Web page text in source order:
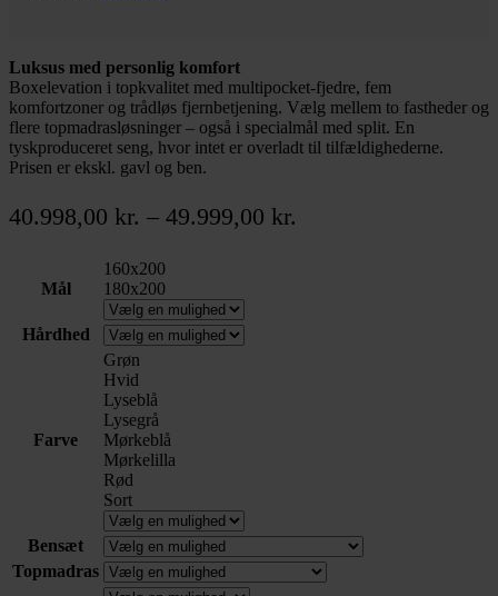
Luksus med personlig komfort
Boxelevation i topkvalitet med multipocket-fjedre, fem
komfortzoner og trådløs fjernbetjening. Vælg mellem to fastheder og
flere topmadrasløsninger – også i specialmål med split. En
tyskproduceret seng, hvor intet er overladt til tilfældighederne.
Prisen er ekskl. gavl og ben.
40.998,00 kr. – 49.999,00 kr.
Mål
160x200
180x200
Hårdhed
Farve
Grøn
Hvid
Lyseblå
Lysegrå
Mørkeblå
Mørkelilla
Rød
Sort
Bensæt
Topmadras